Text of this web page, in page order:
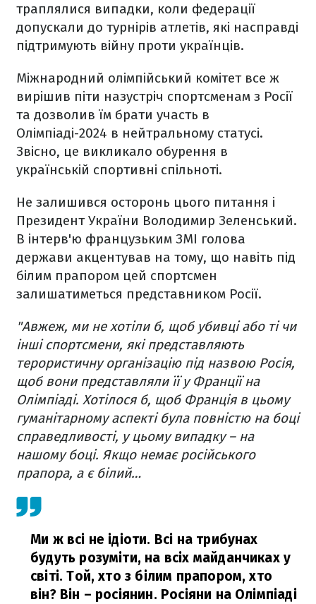
траплялися випадки, коли федерації
допускали до турнірів атлетів, які насправді
підтримують війну проти українців.
Міжнародний олімпійський комітет все ж
вирішив піти назустріч спортсменам з Росії
та дозволив їм брати участь в
Олімпіаді-2024 в нейтральному статусі.
Звісно, це викликало обурення в
українській спортивні спільноті.
Не залишився осторонь цього питання і
Президент України Володимир Зеленський.
В інтерв'ю французьким ЗМІ голова
держави акцентував на тому, що навіть під
білим прапором цей спортсмен
залишатиметься представником Росії.
"Авжеж, ми не хотіли б, щоб убивці або ті чи
інші спортсмени, які представляють
терористичну організацію під назвою Росія,
щоб вони представляли її у Франції на
Олімпіаді. Хотілося б, щоб Франція в цьому
гуманітарному аспекті була повністю на боці
справедливості, у цьому випадку – на
нашому боці. Якщо немає російського
прапора, а є білий…
Ми ж всі не ідіоти. Всі на трибунах
будуть розуміти, на всіх майданчиках у
світі. Той, хто з білим прапором, хто
він? Він – росіянин. Росіяни на Олімпіаді